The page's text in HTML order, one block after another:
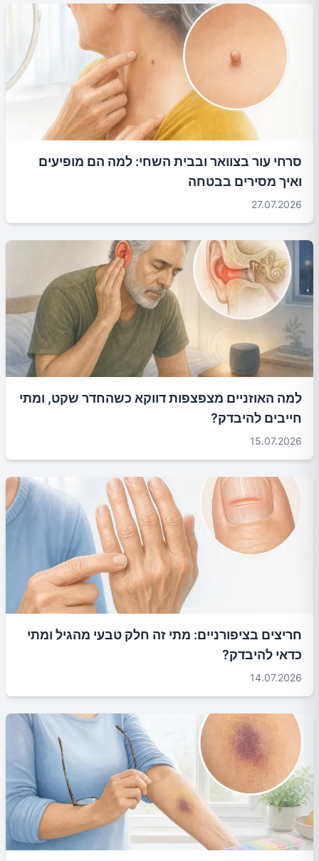
סרחי עור בצוואר ובבית השחי: למה הם מופיעים
ואיך מסירים בבטחה
27.07.2026
למה האוזניים מצפצפות דווקא כשהחדר שקט, ומתי
חייבים להיבדק?
15.07.2026
חריצים בציפורניים: מתי זה חלק טבעי מהגיל ומתי
כדאי להיבדק?
14.07.2026